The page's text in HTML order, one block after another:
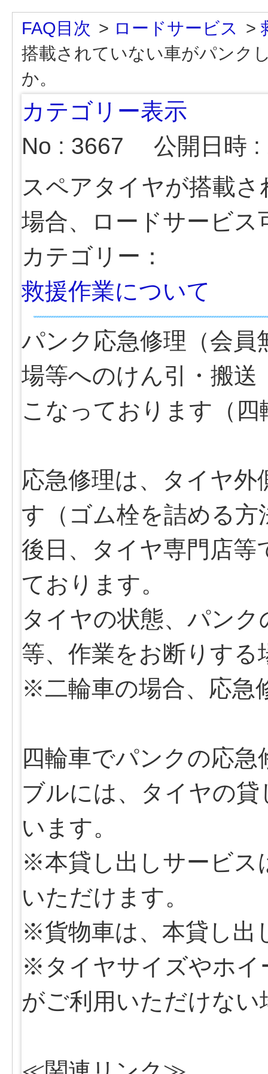
FAQ目次 > ロードサービス >
搭載されていない車がパンク
か。
カテゴリー表示
No : 3667
公開日時
スペアタイヤが搭載
場合、ロードサービス
カテゴリー：
救援作業について
パンク応急修理（会員
場等へのけん引・搬送
こなっております（四
応急修理は、タイヤ
す（ゴム栓を詰める方
後日、タイヤ専門店
ております。
タイヤの状態、パン
等、作業をお断りする
※二輪車の場合、応急
四輪車でパンクの応
ブルには、タイヤの
います。
※本貸し出しサービス
いただけます。
※貨物車は、本貸し出
※タイヤサイズやホイ
がご利用いただけな